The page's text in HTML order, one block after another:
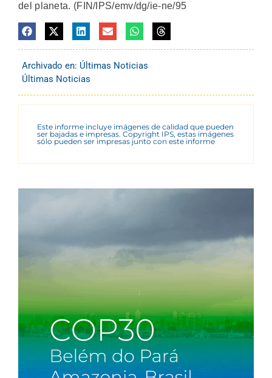
del planeta. (FIN/IPS/emv/dg/ie-ne/95
Archivado en: Últimas Noticias
Últimas Noticias
Este informe incluye imágenes de calidad que pueden
ser bajadas e impresas. Copyright IPS, estas imágenes
sólo pueden ser impresas junto con este informe